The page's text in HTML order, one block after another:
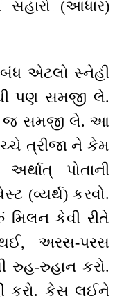
(આધાર)
એટલો સ્નેહી
પણ સમજી લે.
જ સમજી લે. આ
ત્રીજા ને કેમ
પોતાની
(વ્યર્થ) કરવો.
કેવી રીતે
અરસ-પરસ
રુહ-રુહાન કરો.
કરો. કેસ લઈને